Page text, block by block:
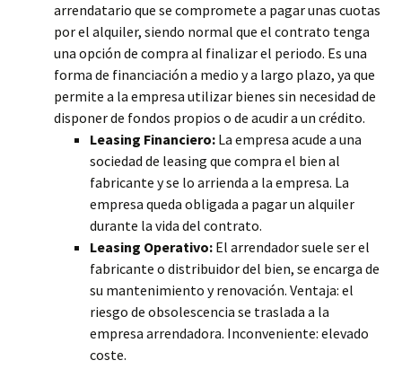
arrendatario que se compromete a pagar unas cuotas
por el alquiler, siendo normal que el contrato tenga
una opción de compra al finalizar el periodo. Es una
forma de financiación a medio y a largo plazo, ya que
permite a la empresa utilizar bienes sin necesidad de
disponer de fondos propios o de acudir a un crédito.
Leasing Financiero: La empresa acude a una
sociedad de leasing que compra el bien al
fabricante y se lo arrienda a la empresa. La
empresa queda obligada a pagar un alquiler
durante la vida del contrato.
Leasing Operativo: El arrendador suele ser el
fabricante o distribuidor del bien, se encarga de
su mantenimiento y renovación. Ventaja: el
riesgo de obsolescencia se traslada a la
empresa arrendadora. Inconveniente: elevado
coste.